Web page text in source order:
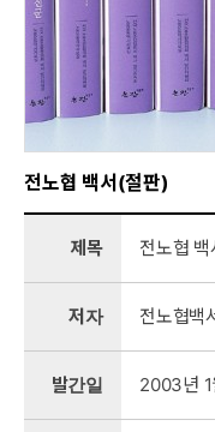
전노협 백서(절판)
제목 전노협 백
저자 전노협백
발간일 2003년